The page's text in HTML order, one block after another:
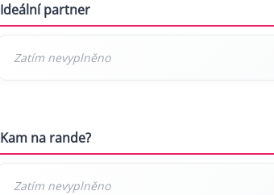
Ideální partner
Kam na rande?